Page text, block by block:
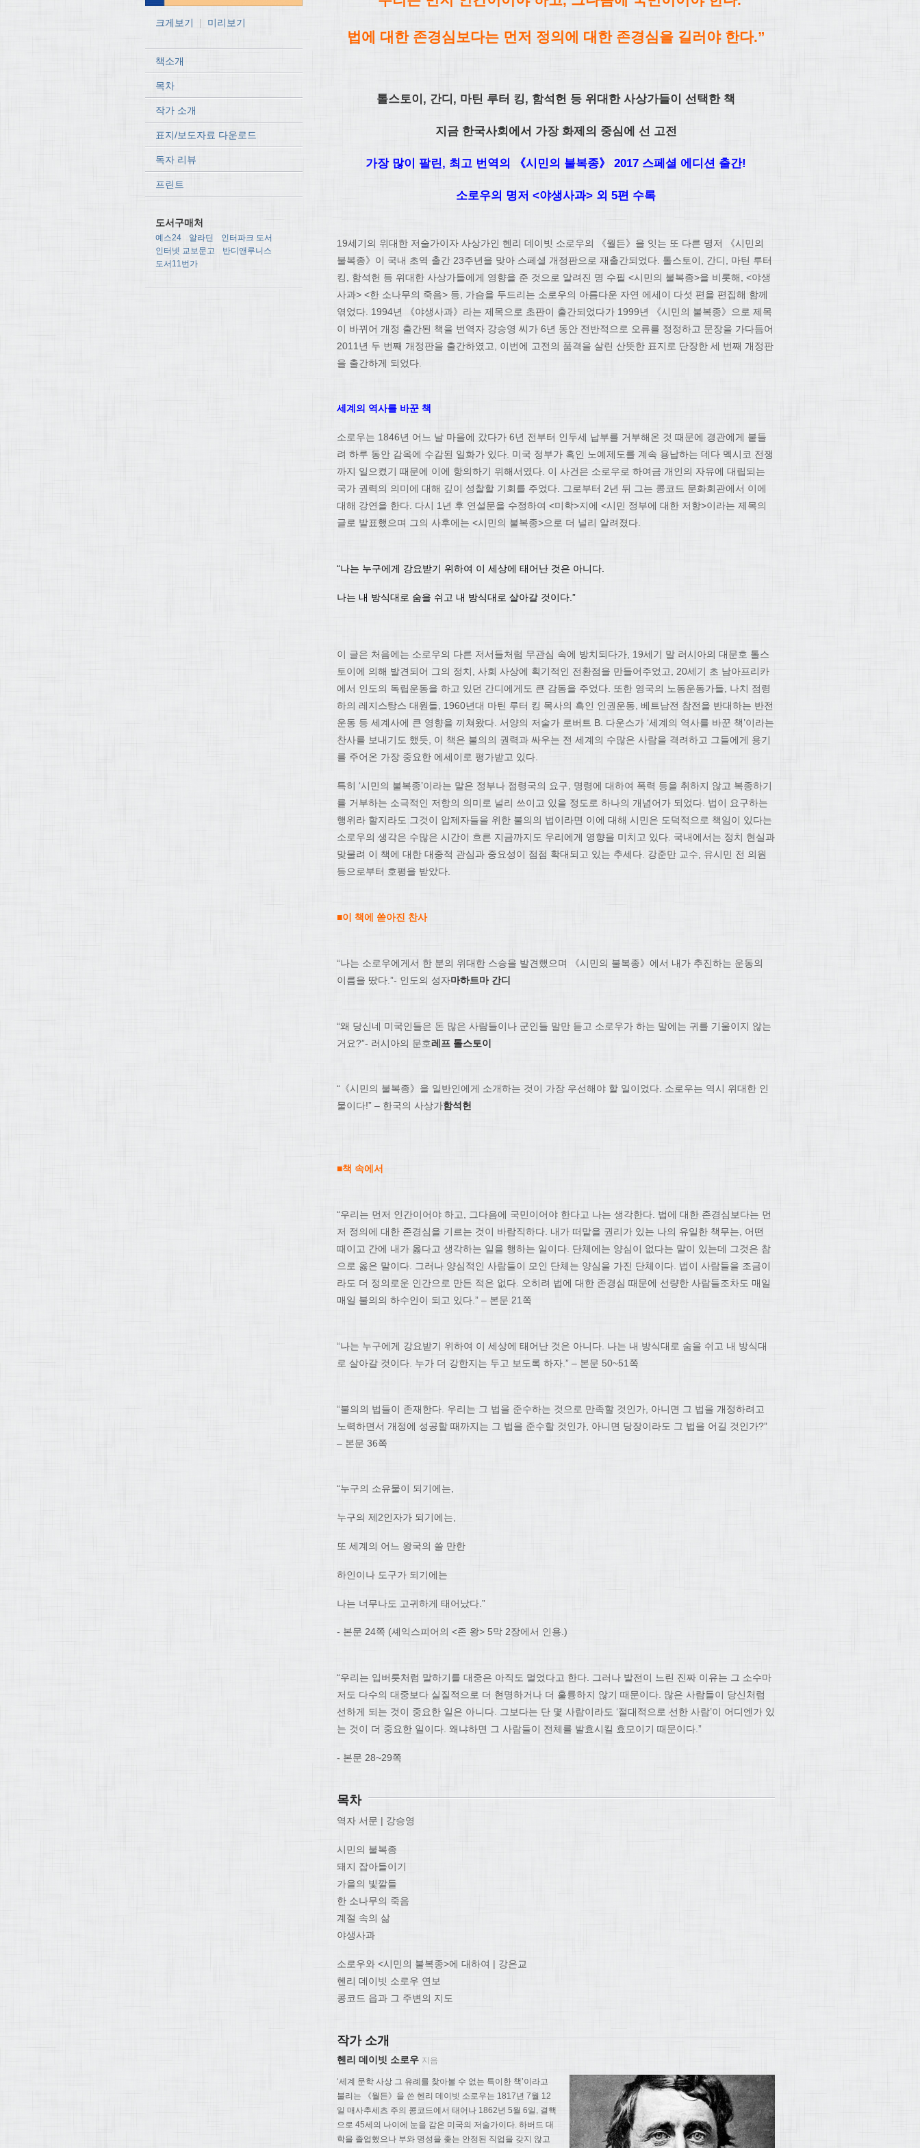
크게보기 | 미리보기
책소개
목차
작가 소개
표지/보도자료 다운로드
독자 리뷰
프린트
도서구매처
예스24 알라딘
인터파크 도서
인터넷 교보문고
반디앤루니스
도서11번가
법에 대한 존경심보다는 먼저 정의에 대한 존경심을 길러야 한다.”
톨스토이 , 간디 , 마틴 루터 킹, 함석헌 등 위대한 사상가들이 선택한 책
지금 한국사회에서 가장 화제의 중심에 선 고전
가장 많이 팔린, 최고 번역의 《시민의 불복종》 2017 스페셜 에디션 출간!
소로우의 명저 <야생사과> 외 5편 수록
19세기의 위대한 저술가이자 사상가인 헨리 데이빗 소로우의 《월든》을 잇는 또 다른 명저 《시민의
불복종》이 국내 초역 출간 23주년을 맞아 스페셜 개정판으로 재출간되었다. 톨스토이, 간디, 마틴 루터
킹, 함석헌 등 위대한 사상가들에게 영향을 준 것으로 알려진 명 수필 <시민의 불복종>을 비롯해, <야생
사과> <한 소나무의 죽음> 등, 가슴을 두드리는 소로우의 아름다운 자연 에세이 다섯 편을 편집해 함께
엮었다. 1994년 《야생사과》라는 제목으로 초판이 출간되었다가 1999년 《시민의 불복종》으로 제목
이 바뀌어 개정 출간된 책을 번역자 강승영 씨가 6년 동안 전반적으로 오류를 정정하고 문장을 가다듬어
2011년 두 번째 개정판을 출간하였고, 이번에 고전의 품격을 살린 산뜻한 표지로 단장한 세 번째 개정판
을 출간하게 되었다.
세계의 역사를 바꾼 책
소로우는 1846년 어느 날 마을에 갔다가 6년 전부터 인두세 납부를 거부해온 것 때문에 경관에게 붙들
려 하루 동안 감옥에 수감된 일화가 있다. 미국 정부가 흑인 노예제도를 계속 용납하는 데다 멕시코 전쟁
까지 일으켰기 때문에 이에 항의하기 위해서였다. 이 사건은 소로우로 하여금 개인의 자유에 대립되는
국가 권력의 의미에 대해 깊이 성찰할 기회를 주었다. 그로부터 2년 뒤 그는 콩코드 문화회관에서 이에
대해 강연을 한다. 다시 1년 후 연설문을 수정하여 <미학>지에 <시민 정부에 대한 저항>이라는 제목의
글로 발표했으며 그의 사후에는 <시민의 불복종>으로 더 널리 알려졌다.
“나는 누구에게 강요받기 위하여 이 세상에 태어난 것은 아니다.
나는 내 방식대로 숨을 쉬고 내 방식대로 살아갈 것이다.”
이 글은 처음에는 소로우의 다른 저서들처럼 무관심 속에 방치되다가, 19세기 말 러시아의 대문호 톨스
토이에 의해 발견되어 그의 정치, 사회 사상에 획기적인 전환점을 만들어주었고, 20세기 초 남아프리카
에서 인도의 독립운동을 하고 있던 간디에게도 큰 감동을 주었다. 또한 영국의 노동운동가들, 나치 점령
하의 레지스탕스 대원들, 1960년대 마틴 루터 킹 목사의 흑인 인권운동, 베트남전 참전을 반대하는 반전
운동 등 세계사에 큰 영향을 끼쳐왔다. 서양의 저술가 로버트 B. 다운스가 ‘세계의 역사를 바꾼 책’이라는
찬사를 보내기도 했듯, 이 책은 불의의 권력과 싸우는 전 세계의 수많은 사람을 격려하고 그들에게 용기
를 주어온 가장 중요한 에세이로 평가받고 있다.
특히 ‘시민의 불복종’이라는 말은 정부나 점령국의 요구, 명령에 대하여 폭력 등을 취하지 않고 복종하기
를 거부하는 소극적인 저항의 의미로 널리 쓰이고 있을 정도로 하나의 개념어가 되었다. 법이 요구하는
행위라 할지라도 그것이 압제자들을 위한 불의의 법이라면 이에 대해 시민은 도덕적으로 책임이 있다는
소로우의 생각은 수많은 시간이 흐른 지금까지도 우리에게 영향을 미치고 있다. 국내에서는 정치 현실과
맞물려 이 책에 대한 대중적 관심과 중요성이 점점 확대되고 있는 추세다. 강준만 교수, 유시민 전 의원
등으로부터 호평을 받았다.
■이 책에 쏟아진 찬사
“나는 소로우에게서 한 분의 위대한 스승을 발견했으며 《시민의 불복종》에서 내가 추진하는 운동의
이름을 땄다.”- 인도의 성자마하트마 간디
“왜 당신네 미국인들은 돈 많은 사람들이나 군인들 말만 듣고 소로우가 하는 말에는 귀를 기울이지 않는
거요?”- 러시아의 문호레프 톨스토이
“《시민의 불복종》을 일반인에게 소개하는 것이 가장 우선해야 할 일이었다. 소로우는 역시 위대한 인
물이다!” – 한국의 사상가함석헌
■책 속에서
“우리는 먼저 인간이어야 하고, 그다음에 국민이어야 한다고 나는 생각한다. 법에 대한 존경심보다는 먼
저 정의에 대한 존경심을 기르는 것이 바람직하다. 내가 떠맡을 권리가 있는 나의 유일한 책무는, 어떤
때이고 간에 내가 옳다고 생각하는 일을 행하는 일이다. 단체에는 양심이 없다는 말이 있는데 그것은 참
으로 옳은 말이다. 그러나 양심적인 사람들이 모인 단체는 양심을 가진 단체이다. 법이 사람들을 조금이
라도 더 정의로운 인간으로 만든 적은 없다. 오히려 법에 대한 존경심 때문에 선량한 사람들조차도 매일
매일 불의의 하수인이 되고 있다.” – 본문 21쪽
“나는 누구에게 강요받기 위하여 이 세상에 태어난 것은 아니다. 나는 내 방식대로 숨을 쉬고 내 방식대
로 살아갈 것이다. 누가 더 강한지는 두고 보도록 하자.” – 본문 50~51쪽
“불의의 법들이 존재한다. 우리는 그 법을 준수하는 것으로 만족할 것인가, 아니면 그 법을 개정하려고
노력하면서 개정에 성공할 때까지는 그 법을 준수할 것인가, 아니면 당장이라도 그 법을 어길 것인가?”
– 본문 36쪽
“누구의 소유물이 되기에는,
누구의 제2인자가 되기에는,
또 세계의 어느 왕국의 쓸 만한
하인이나 도구가 되기에는
나는 너무나도 고귀하게 태어났다.”
- 본문 24쪽 (셰익스피어의 <존 왕> 5막 2장에서 인용.)
“우리는 입버릇처럼 말하기를 대중은 아직도 멀었다고 한다. 그러나 발전이 느린 진짜 이유는 그 소수마
저도 다수의 대중보다 실질적으로 더 현명하거나 더 훌륭하지 않기 때문이다. 많은 사람들이 당신처럼
선하게 되는 것이 중요한 일은 아니다. 그보다는 단 몇 사람이라도 ‘절대적으로 선한 사람’이 어디엔가 있
는 것이 더 중요한 일이다. 왜냐하면 그 사람들이 전체를 발효시킬 효모이기 때문이다.”
- 본문 28~29쪽
목차
역자 서문 | 강승영
시민의 불복종
돼지 잡아들이기
가을의 빛깔들
한 소나무의 죽음
계절 속의 삶
야생사과
소로우와 <시민의 불복종>에 대하여 | 강은교
헨리 데이빗 소로우 연보
콩코드 읍과 그 주변의 지도
작가 소개
헨리 데이빗 소로우 지음
‘세계 문학 사상 그 유례를 찾아볼 수 없는 특이한 책’이라고
불리는 《월든》을 쓴 헨리 데이빗 소로우는 1817년 7월 12
일 매사추세츠 주의 콩코드에서 태어나 1862년 5월 6일, 결핵
으로 45세의 나이에 눈을 감은 미국의 저술가이다. 하버드 대
학을 졸업했으나 부와 명성을 좇는 안정된 직업을 갖지 않고